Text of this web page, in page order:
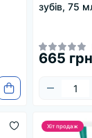
зубів, 75
665
Хіт продаж